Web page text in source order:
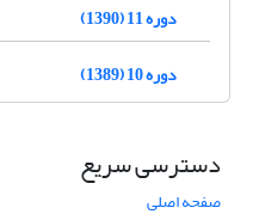
دوره 11 (1390)
دوره 10 (1389)
دسترسی سریع
صفحه اصلی